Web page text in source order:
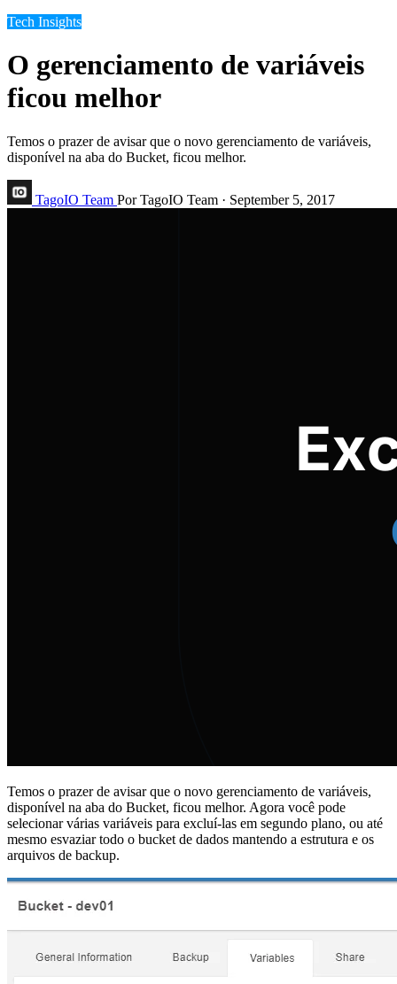
Tech Insights
O gerenciamento de variáveis
ficou melhor
Temos o prazer de avisar que o novo gerenciamento de variáveis,
disponível na aba do Bucket, ficou melhor.
TagoIO Team Por TagoIO Team · September 5, 2017
Temos o prazer de avisar que o novo gerenciamento de variáveis,
disponível na aba do Bucket, ficou melhor. Agora você pode
selecionar várias variáveis para excluí-las em segundo plano, ou até
mesmo esvaziar todo o bucket de dados mantendo a estrutura e os
arquivos de backup.